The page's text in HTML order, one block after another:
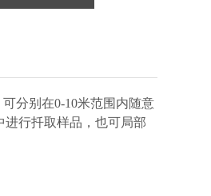
分别在0-10米范围内随意
行扦取样品，也可局部